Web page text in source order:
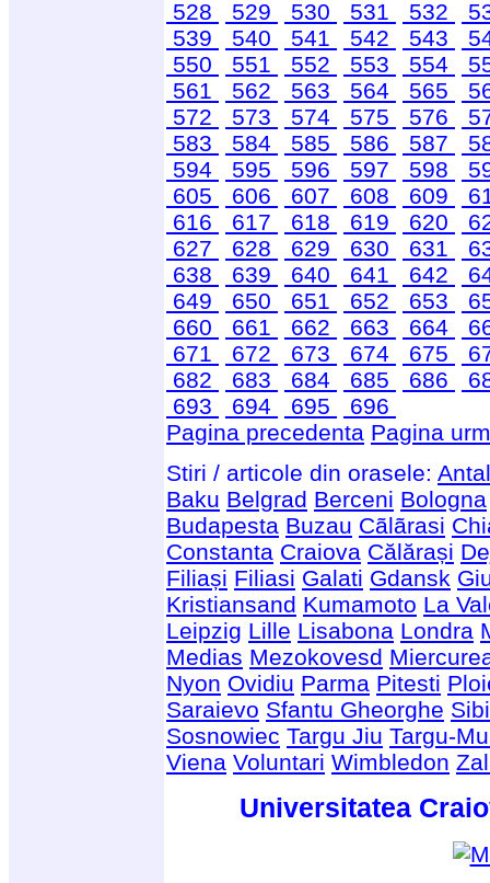
528
529 530 531 532
539
540 541 542 543
550
551 552 553 554
561
562 563 564 565
572
573 574 575 576
583
584 585 586 587
594
595 596 597 598
605
606 607 608 609
616
617 618 619 620
627
628 629 630 631
638
639 640 641 642
649
650 651 652 653
660
661 662 663 664
671
672 673 674 675
682
683 684 685 686
693
694 695
696
Pagina precedenta Pagina
Stiri / articole din orasele:
Baku Belgrad Berceni Bologna
Budapesta Buzau Cãlãrasi
Constanta Craiova Călărași
Filiași Filiasi Galati Gdansk
Kristiansand Kumamoto La
Leipzig Lille Lisabona Londra
Medias Mezokovesd
Nyon Ovidiu Parma Pitesti
Saraievo Sfantu Gheorghe
Sosnowiec Targu Jiu Targu-
Viena Voluntari Wimbledon
Universitatea